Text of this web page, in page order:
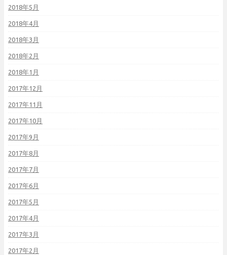
2018年5月
2018年4月
2018年3月
2018年2月
2018年1月
2017年12月
2017年11月
2017年10月
2017年9月
2017年8月
2017年7月
2017年6月
2017年5月
2017年4月
2017年3月
2017年2月